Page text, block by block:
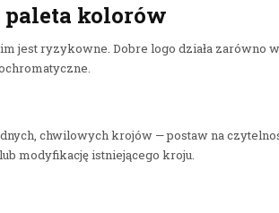
kolorów
jest ryzykowne. Dobre logo działa zarówno
chwilowych krojów — postaw na
modyfikację istniejącego kroju.